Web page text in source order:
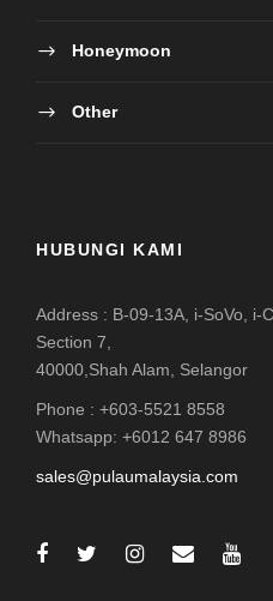
Honeymoon
Other
HUBUNGI KAMI
Address : B-09-13A, i-SoVo, i-
Section 7,
40000,Shah Alam, Selangor
Phone : +603-5521 8558
Whatsapp: +6012 647 8986
sales@pulaumalaysia.com